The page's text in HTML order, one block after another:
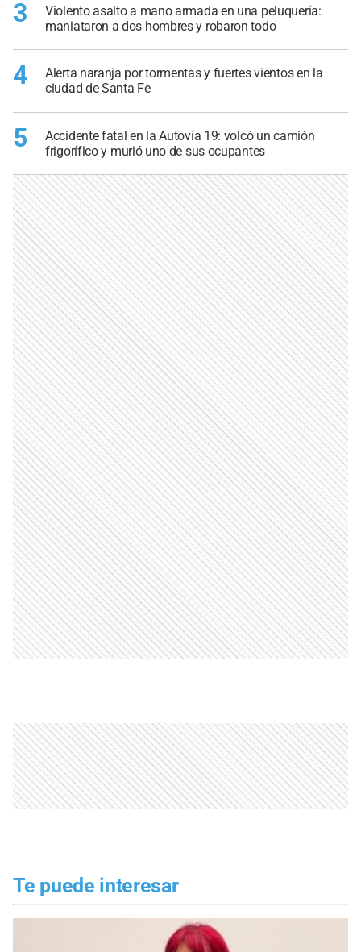
3
Violento asalto a mano armada en una peluquería:
maniataron a dos hombres y robaron todo
4
Alerta naranja por tormentas y fuertes vientos en la
ciudad de Santa Fe
5
Accidente fatal en la Autovía 19: volcó un camión
frigorífico y murió uno de sus ocupantes
Te puede interesar